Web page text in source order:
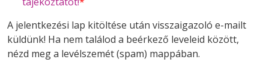
A jelentkezési lap kitöltése után visszaigazoló e-mailt
küldünk! Ha nem találod a beérkező leveleid között,
nézd meg a levélszemét (spam) mappában.